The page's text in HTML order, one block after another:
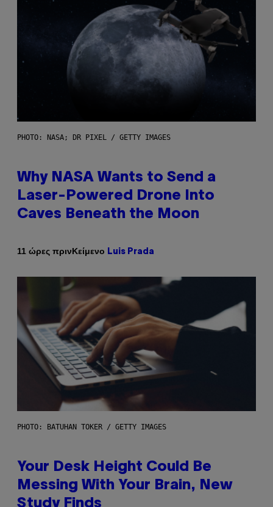
PHOTO: NASA; DR PIXEL / GETTY IMAGES
Why NASA Wants to Send a
Laser-Powered Drone Into
Caves Beneath the Moon
11 ώρες πρινΚείμενο Luis Prada
PHOTO: BATUHAN TOKER / GETTY IMAGES
Your Desk Height Could Be
Messing With Your Brain, New
Study Finds